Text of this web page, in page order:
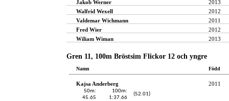
Jakob Werner
2013
Walfrid Wexell
2012
Valdemar Wichmann
2011
Fred Wier
2012
Wiliam Wiman
2013
Gren 11, 100m Bröstsim Flickor 12 och yngre
Namn Född
Kajsa Anderberg 2011
50m:
45.65
100m:
1:37.66
(52.01)